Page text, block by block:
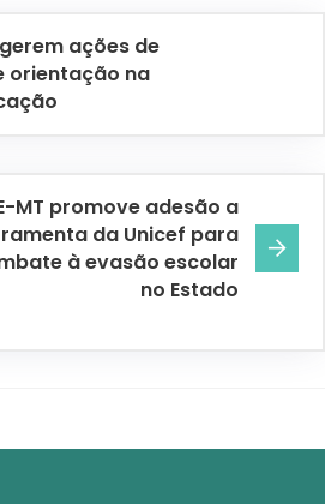
ações de
orientação na
MT promove adesão a
da Unicef para
à evasão escolar
no Estado